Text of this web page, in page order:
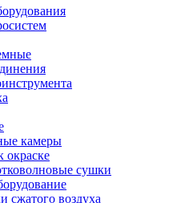
камеры
окраске
сушки
сжатого воздуха